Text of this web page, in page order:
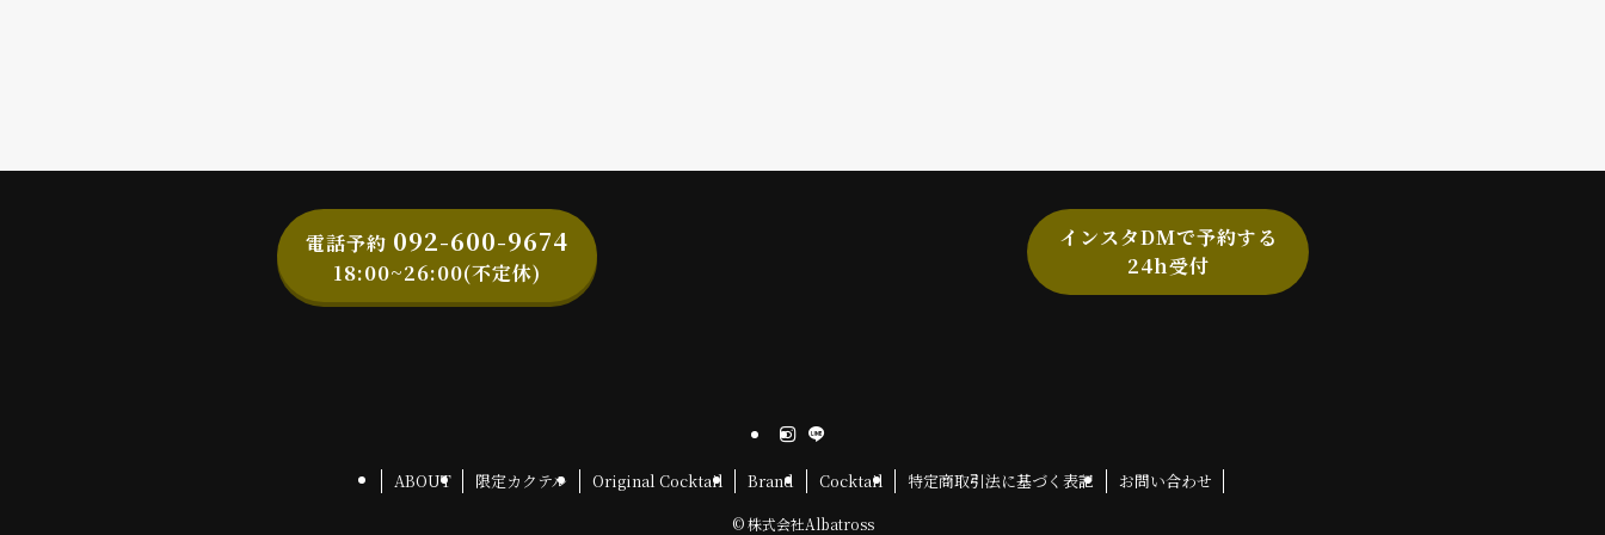
電話予約 092-600-9674
18:00~26:00(不定休)
インスタDMで予約する
24h受付
ABOUT 限定カクテル Original Cocktail Brand Cocktail 特定商取引法に基づく表記 お問い合わせ
©株式会社Albatross